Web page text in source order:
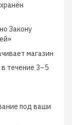
Закону
магазин
в течение 3–5
под ваши